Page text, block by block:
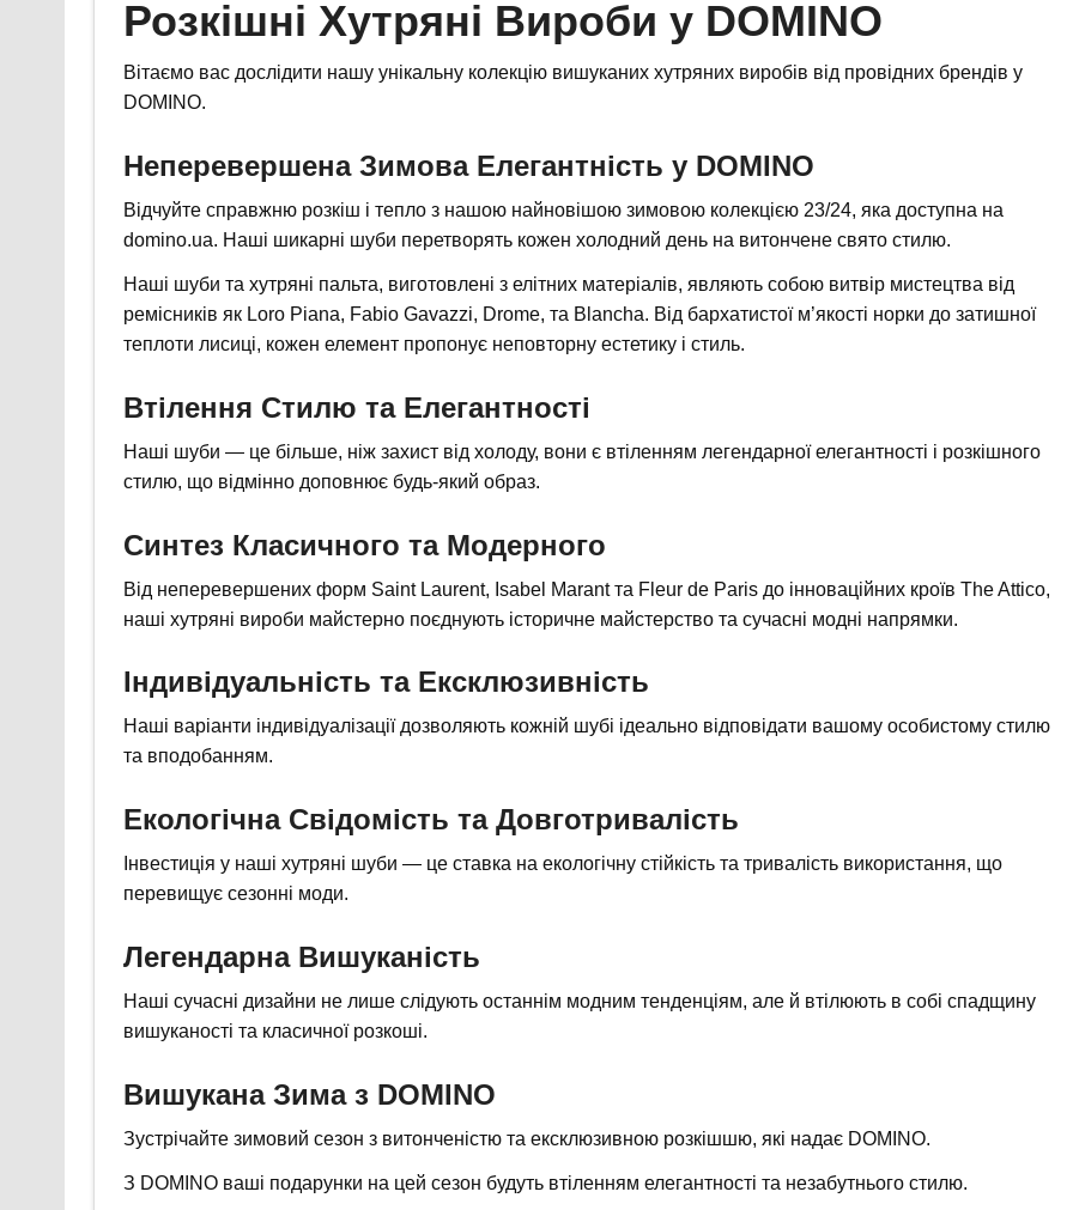
Розкішні Хутряні Вироби у DOMINO
Вітаємо вас дослідити нашу унікальну колекцію вишуканих хутряних виробів від провідних брендів у
DOMINO.
Неперевершена Зимова Елегантність у DOMINO
Відчуйте справжню розкіш і тепло з нашою найновішою зимовою колекцією 23/24, яка доступна на
domino.ua. Наші шикарні шуби перетворять кожен холодний день на витончене свято стилю.
Наші шуби та хутряні пальта, виготовлені з елітних матеріалів, являють собою витвір мистецтва від
ремісників як Loro Piana, Fabio Gavazzi, Drome, та Blancha. Від бархатистої м’якості норки до затишної
теплоти лисиці, кожен елемент пропонує неповторну естетику і стиль.
Втілення Стилю та Елегантності
Наші шуби — це більше, ніж захист від холоду, вони є втіленням легендарної елегантності і розкішного
стилю, що відмінно доповнює будь-який образ.
Синтез Класичного та Модерного
Від неперевершених форм Saint Laurent, Isabel Marant та Fleur de Paris до інноваційних кроїв The Attico,
наші хутряні вироби майстерно поєднують історичне майстерство та сучасні модні напрямки.
Індивідуальність та Ексклюзивність
Наші варіанти індивідуалізації дозволяють кожній шубі ідеально відповідати вашому особистому стилю
та вподобанням.
Екологічна Свідомість та Довготривалість
Інвестиція у наші хутряні шуби — це ставка на екологічну стійкість та тривалість використання, що
перевищує сезонні моди.
Легендарна Вишуканість
Наші сучасні дизайни не лише слідують останнім модним тенденціям, але й втілюють в собі спадщину
вишуканості та класичної розкоші.
Вишукана Зима з DOMINO
Зустрічайте зимовий сезон з витонченістю та ексклюзивною розкішшю, які надає DOMINO.
З DOMINO ваші подарунки на цей сезон будуть втіленням елегантності та незабутнього стилю.